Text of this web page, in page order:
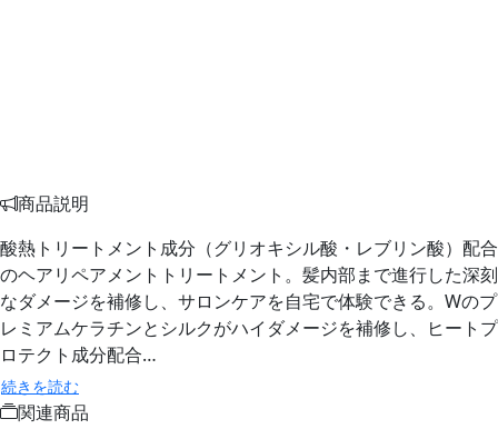
商品説明
酸熱トリートメント成分（グリオキシル酸・レブリン酸）配合
のヘアリペアメントトリートメント。髪内部まで進行した深刻
なダメージを補修し、サロンケアを自宅で体験できる。Wのプ
レミアムケラチンとシルクがハイダメージを補修し、ヒートプ
ロテクト成分配合…
続きを読む
関連商品